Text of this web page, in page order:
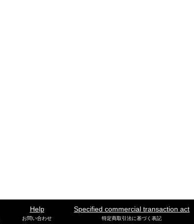
Help
お問い合わせ
Specified commercial transaction act
特定商取引法に基づく表記